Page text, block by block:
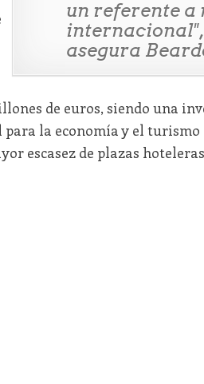
un referente a
internacional",
asegura
de euros, siendo una
la economía y el turismo
escasez de plazas